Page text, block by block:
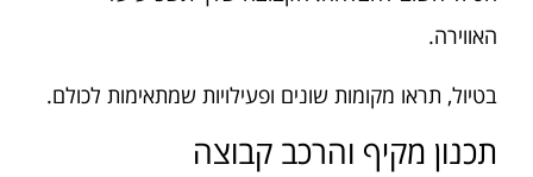
האווירה.
בטיול, תראו מקומות שונים ופעילויות שמתאימות לכולם.
תכנון מקיף והרכב קבוצה